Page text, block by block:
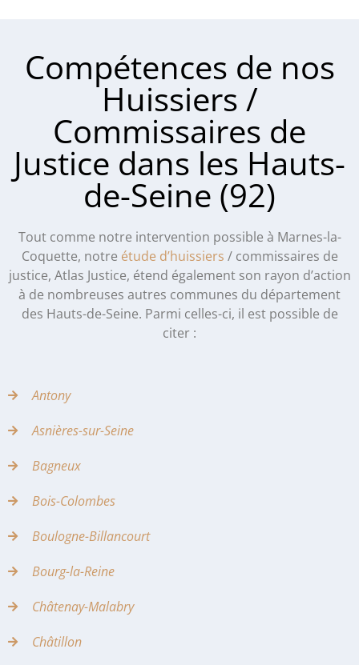
Compétences de nos
Huissiers /
Commissaires de
Justice dans les Hauts-
de-Seine (92)
Tout comme notre intervention possible à Marnes-la-
Coquette, notre étude d’huissiers / commissaires de
justice, Atlas Justice, étend également son rayon d’action
à de nombreuses autres communes du département
des Hauts-de-Seine. Parmi celles-ci, il est possible de
citer :
Antony
Asnières-sur-Seine
Bagneux
Bois-Colombes
Boulogne-Billancourt
Bourg-la-Reine
Châtenay-Malabry
Châtillon